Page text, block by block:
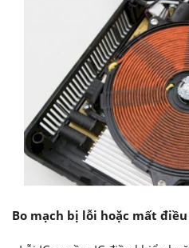
Bo mạch bị lỗi hoặc mất